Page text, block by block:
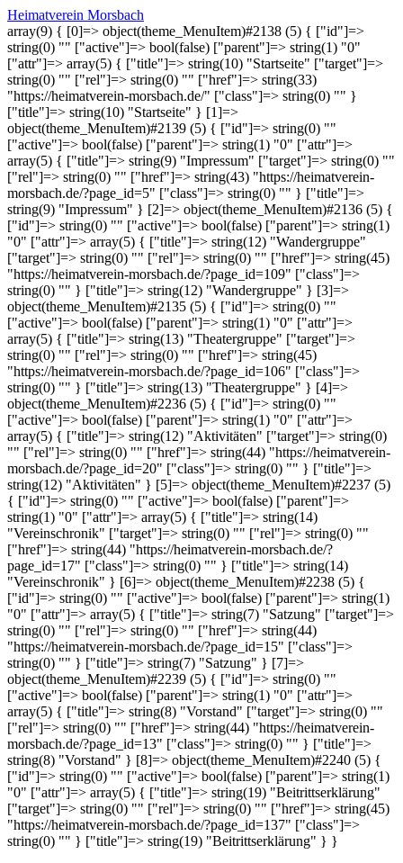
Heimatverein Morsbach
array(9) { [0]=> object(theme_MenuItem)#2138 (5) { ["id"]=>
string(0) "" ["active"]=> bool(false) ["parent"]=> string(1) "0"
["attr"]=> array(5) { ["title"]=> string(10) "Startseite" ["target"]=>
string(0) "" ["rel"]=> string(0) "" ["href"]=> string(33)
"https://heimatverein-morsbach.de/" ["class"]=> string(0) "" }
["title"]=> string(10) "Startseite" } [1]=>
object(theme_MenuItem)#2139 (5) { ["id"]=> string(0) ""
["active"]=> bool(false) ["parent"]=> string(1) "0" ["attr"]=>
array(5) { ["title"]=> string(9) "Impressum" ["target"]=> string(0) ""
["rel"]=> string(0) "" ["href"]=> string(43) "https://heimatverein-
morsbach.de/?page_id=5" ["class"]=> string(0) "" } ["title"]=>
string(9) "Impressum" } [2]=> object(theme_MenuItem)#2136 (5) {
["id"]=> string(0) "" ["active"]=> bool(false) ["parent"]=> string(1)
"0" ["attr"]=> array(5) { ["title"]=> string(12) "Wandergruppe"
["target"]=> string(0) "" ["rel"]=> string(0) "" ["href"]=> string(45)
"https://heimatverein-morsbach.de/?page_id=109" ["class"]=>
string(0) "" } ["title"]=> string(12) "Wandergruppe" } [3]=>
object(theme_MenuItem)#2135 (5) { ["id"]=> string(0) ""
["active"]=> bool(false) ["parent"]=> string(1) "0" ["attr"]=>
array(5) { ["title"]=> string(13) "Theatergruppe" ["target"]=>
string(0) "" ["rel"]=> string(0) "" ["href"]=> string(45)
"https://heimatverein-morsbach.de/?page_id=106" ["class"]=>
string(0) "" } ["title"]=> string(13) "Theatergruppe" } [4]=>
object(theme_MenuItem)#2236 (5) { ["id"]=> string(0) ""
["active"]=> bool(false) ["parent"]=> string(1) "0" ["attr"]=>
array(5) { ["title"]=> string(12) "Aktivitäten" ["target"]=> string(0)
"" ["rel"]=> string(0) "" ["href"]=> string(44) "https://heimatverein-
morsbach.de/?page_id=20" ["class"]=> string(0) "" } ["title"]=>
string(12) "Aktivitäten" } [5]=> object(theme_MenuItem)#2237 (5)
{ ["id"]=> string(0) "" ["active"]=> bool(false) ["parent"]=>
string(1) "0" ["attr"]=> array(5) { ["title"]=> string(14)
"Vereinschronik" ["target"]=> string(0) "" ["rel"]=> string(0) ""
["href"]=> string(44) "https://heimatverein-morsbach.de/?
page_id=17" ["class"]=> string(0) "" } ["title"]=> string(14)
"Vereinschronik" } [6]=> object(theme_MenuItem)#2238 (5) {
["id"]=> string(0) "" ["active"]=> bool(false) ["parent"]=> string(1)
"0" ["attr"]=> array(5) { ["title"]=> string(7) "Satzung" ["target"]=>
string(0) "" ["rel"]=> string(0) "" ["href"]=> string(44)
"https://heimatverein-morsbach.de/?page_id=15" ["class"]=>
string(0) "" } ["title"]=> string(7) "Satzung" } [7]=>
object(theme_MenuItem)#2239 (5) { ["id"]=> string(0) ""
["active"]=> bool(false) ["parent"]=> string(1) "0" ["attr"]=>
array(5) { ["title"]=> string(8) "Vorstand" ["target"]=> string(0) ""
["rel"]=> string(0) "" ["href"]=> string(44) "https://heimatverein-
morsbach.de/?page_id=13" ["class"]=> string(0) "" } ["title"]=>
string(8) "Vorstand" } [8]=> object(theme_MenuItem)#2240 (5) {
["id"]=> string(0) "" ["active"]=> bool(false) ["parent"]=> string(1)
"0" ["attr"]=> array(5) { ["title"]=> string(19) "Beitrittserklärung"
["target"]=> string(0) "" ["rel"]=> string(0) "" ["href"]=> string(45)
"https://heimatverein-morsbach.de/?page_id=137" ["class"]=>
string(0) "" } ["title"]=> string(19) "Beitrittserklärung" } }